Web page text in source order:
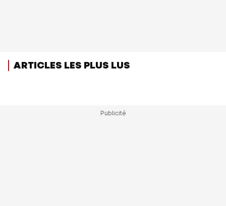
ARTICLES LES PLUS LUS